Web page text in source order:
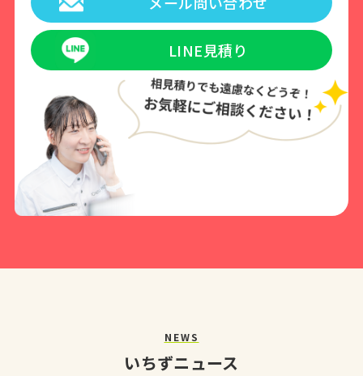
LINE見積り
NEWS
いちずニュース